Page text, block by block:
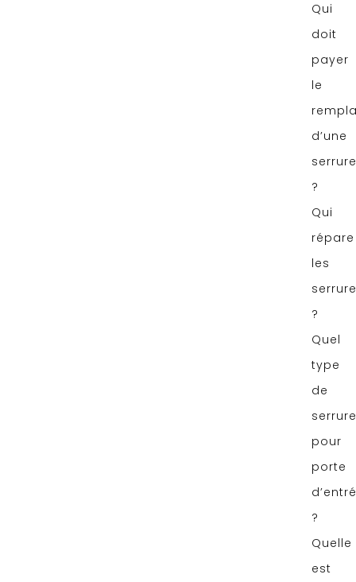
Qui
doit
payer
le
d’une
serrure
?
Qui
répare
les
?
Quel
type
de
serrure
pour
porte
?
Quelle
est